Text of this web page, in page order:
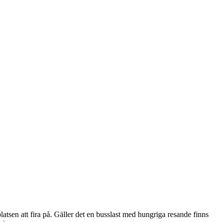
att fira på. Gäller det en busslast med hungriga resande finns